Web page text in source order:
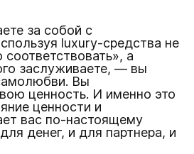
за собой с
luxury-средства не
а
заслуживаете, — вы
Вы
ценность. И именно это
ценности и
вас по-настоящему
денег, и для партнера, и